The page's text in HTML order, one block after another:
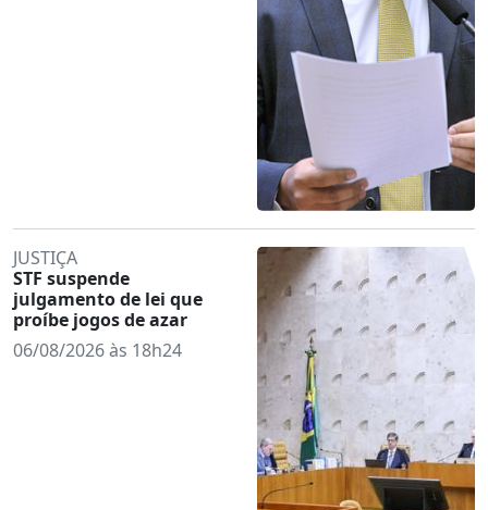
JUSTIÇA
STF suspende
julgamento de lei que
proíbe jogos de azar
06/08/2026 às 18h24